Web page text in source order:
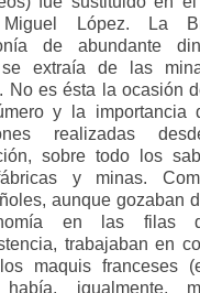
López. La
de abundante
extraía de las
No es ésta la ocasión
y la importancia
realizadas
sobre todo los
y minas.
aunque gozaban
en las filas
trabajaban en
maquis franceses
igualmente,